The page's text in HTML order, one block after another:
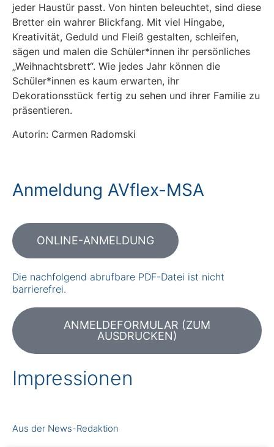
jeder Haustür passt. Von hinten beleuchtet, sind diese
Bretter ein wahrer Blickfang. Mit viel Hingabe,
Kreativität, Geduld und Fleiß gestalten, schleifen,
sägen und malen die Schüler*innen ihr persönliches
„Weihnachtsbrett“. Wie jedes Jahr können die
Schüler*innen es kaum erwarten, ihr
Dekorationsstück fertig zu sehen und ihrer Familie zu
präsentieren.
Autorin: Carmen Radomski
Anmeldung AVflex-MSA
ONLINE-ANMELDUNG
Die nachfolgend abrufbare PDF-Datei ist nicht
barrierefrei.
ANMELDEFORMULAR (ZUM
AUSDRUCKEN)
Impressionen
Aus der News-Redaktion